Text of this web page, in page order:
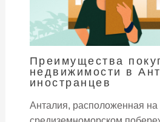
Преимущества
недвижимости в
иностранцев
Анталия, расположенная на